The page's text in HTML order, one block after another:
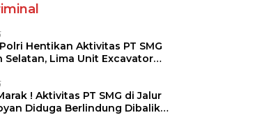
Hentikan Aktivitas PT SMG
Selatan, Lima Unit Excavator
! Aktivitas PT SMG di Jalur
Diduga Berlindung Dibalik